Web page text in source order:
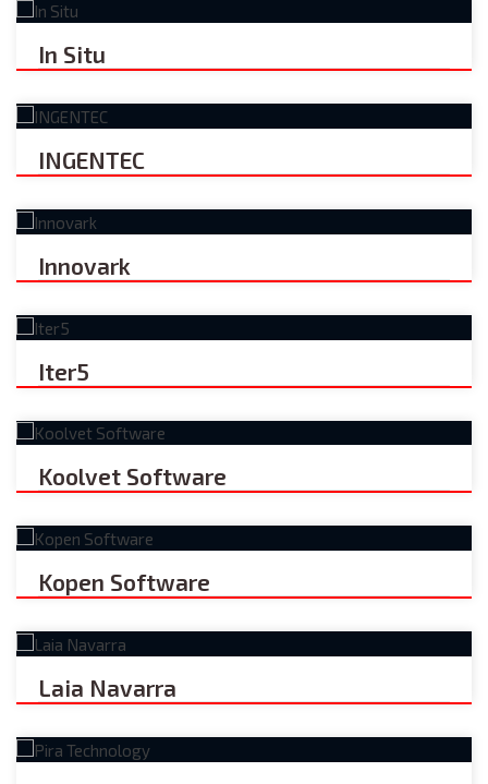
In Situ
INGENTEC
Innovark
Iter5
Koolvet Software
Kopen Software
Laia Navarra